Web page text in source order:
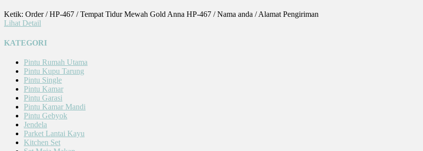
Ketik: Order / HP-467 / Tempat Tidur Mewah Gold Anna HP-467 / Nama anda / Alamat Pengiriman
Lihat Detail
KATEGORI
Pintu Rumah Utama
Pintu Kupu Tarung
Pintu Single
Pintu Kamar
Pintu Garasi
Pintu Kamar Mandi
Pintu Gebyok
Jendela
Parket Lantai Kayu
Kitchen Set